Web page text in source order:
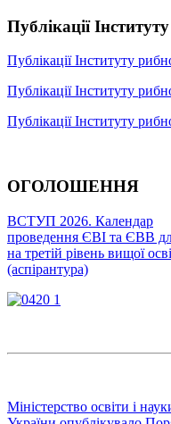
Публікації
Публікації Інституту
Публікації Інституту
Публікації Інституту
ОГОЛОШЕННЯ
ВСТУП 2026. Календар
проведення ЄВІ та ЄВВ
на третій рівень вищої
(аспірантура)
Міністерство освіти і